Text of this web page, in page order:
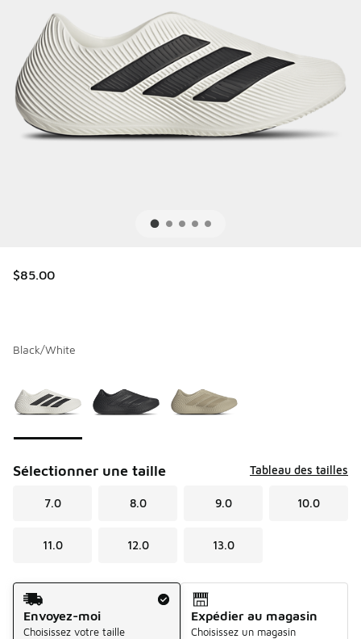
$85.00
Black/White
Sélectionner une taille Tableau des tailles
7.0 8.0 9.0 10.0
11.0 12.0 13.0
Méthode d’expédition
Envoyez-moi
Choisissez votre taille
Expédier au magasin
Choisissez un magasin